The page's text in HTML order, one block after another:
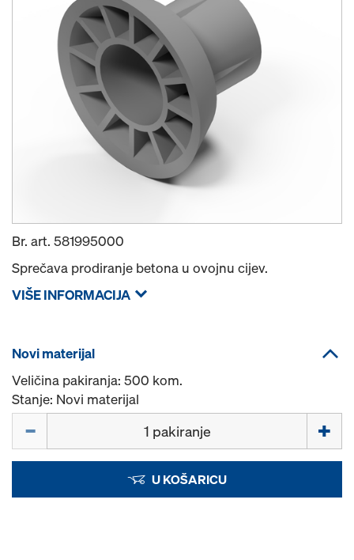
Br. art. 581995000
Sprečava prodiranje betona u ovojnu cijev.
VIŠE INFORMACIJA
Novi materijal
Veličina pakiranja: 500 kom.
Stanje: Novi materijal
U KOŠARICU